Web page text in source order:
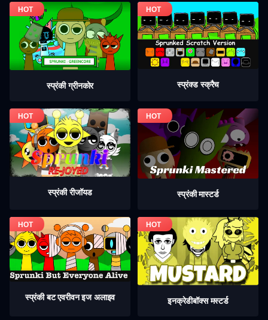
स्प्रंकी ग्रीनकोर स्प्रंक्ड स्क्रैच
स्प्रंकी रीजॉयड स्प्रंकी मास्टर्ड
स्प्रंकी बट एवरीवन इज अलाइव इनक्रेडीबॉक्स मस्टर्ड